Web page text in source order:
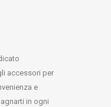
accessori per
e
in ogni